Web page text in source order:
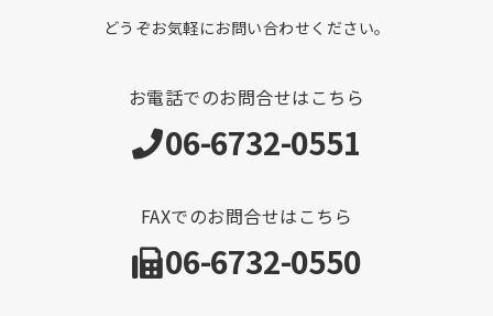
どうぞお気軽にお問い合わせください。
お電話でのお問合せはこちら
06-6732-0551
FAXでのお問合せはこちら
06-6732-0550